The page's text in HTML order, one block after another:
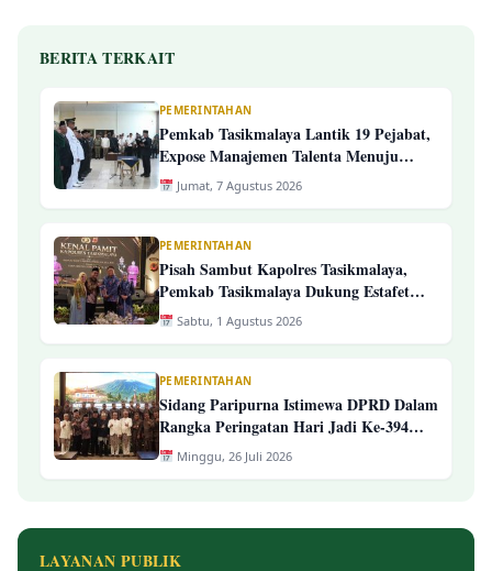
BERITA TERKAIT
PEMERINTAHAN
Pemkab Tasikmalaya Lantik 19 Pejabat,
Expose Manajemen Talenta Menuju
Pengelolaan ASN Yang Profesional
Jumat, 7 Agustus 2026
PEMERINTAHAN
Pisah Sambut Kapolres Tasikmalaya,
Pemkab Tasikmalaya Dukung Estafet
Kepemimpinan Yang Semakin Presisi
Sabtu, 1 Agustus 2026
PEMERINTAHAN
Sidang Paripurna Istimewa DPRD Dalam
Rangka Peringatan Hari Jadi Ke-394
Kab. Tasikmalaya
Minggu, 26 Juli 2026
LAYANAN PUBLIK